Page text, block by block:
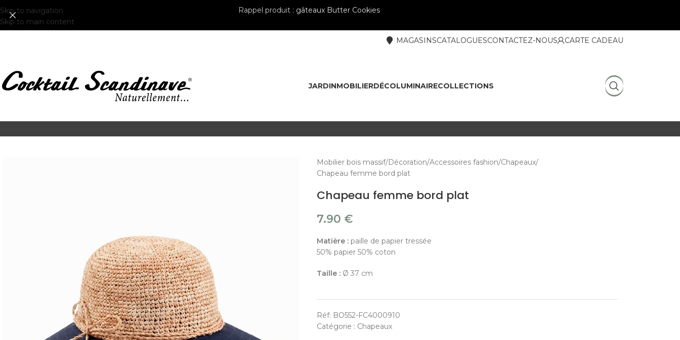
Skip to navigation
Skip to main content
Rappel produit : gâteaux Butter Cookies
MAGASINSCATALOGUESCONTACTEZ-NOUS CARTE CADEAU
JARDINMOBILIERDÉCOLUMINAIRECOLLECTIONS
Mobilier bois massif Décoration Accessoires fashion Chapeaux
Chapeau femme bord plat
Chapeau femme bord plat
7.90 €
Matière :paille de papier tressée
50% papier 50% coton
Taille :Ø 37 cm
Réf: BO552-FC4000910
Catégorie : Chapeaux